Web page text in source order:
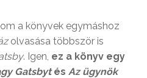
a könyvek egymáshoz
olvasása többször is
. Igen, ez a könyv egy
Gatsbytés Az ügynök